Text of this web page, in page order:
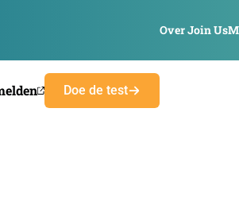
Over Join Us
Doe de test